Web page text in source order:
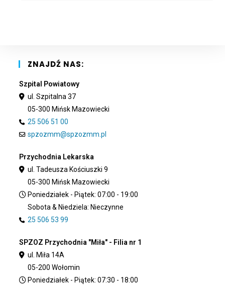
ZNAJDŹ NAS:
Szpital Powiatowy
ul. Szpitalna 37
05-300 Mińsk Mazowiecki
25 506 51 00
spzozmm@spzozmm.pl
Przychodnia Lekarska
ul. Tadeusza Kościuszki 9
05-300 Mińsk Mazowiecki
Poniedziałek - Piątek: 07:00 - 19:00
Sobota & Niedziela: Nieczynne
25 506 53 99
SPZOZ Przychodnia "Miła" - Filia nr 1
ul. Miła 14A
05-200 Wołomin
Poniedziałek - Piątek: 07:30 - 18:00